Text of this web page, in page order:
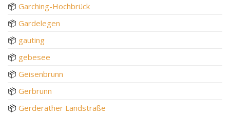
📦 Garching-Hochbrück
📦 Gardelegen
📦 gauting
📦 gebesee
📦 Geisenbrunn
📦 Gerbrunn
📦 Gerderather Landstraße